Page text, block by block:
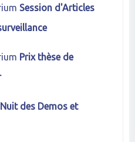
Session d'Articles
Prix thèse de
Nuit des Demos et